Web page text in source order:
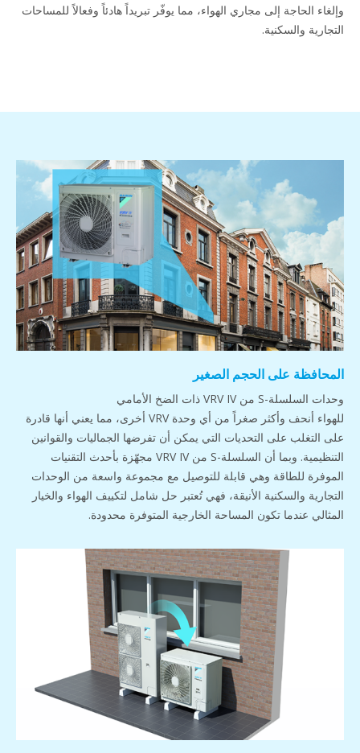
وإلغاء الحاجة إلى مجاري الهواء، مما يوفّر تبريداً هادئاً وفعالاً للمساحات
التجارية والسكنية.
المحافظة على الحجم الصغير
وحدات السلسلة-S من VRV IV ذات الضخ الأمامي
للهواء أنحف وأكثر صغراً من أي وحدة VRV أخرى، مما يعني أنها قادرة
على التغلب على التحديات التي يمكن أن تفرضها الجماليات والقوانين
التنظيمية. وبما أن السلسلة-S من VRV IV مجهّزة بأحدث التقنيات
الموفرة للطاقة وهي قابلة للتوصيل مع مجموعة واسعة من الوحدات
التجارية والسكنية الأنيقة، فهي تُعتبر حل شامل لتكييف الهواء والخيار
المثالي عندما تكون المساحة الخارجية المتوفرة محدودة.